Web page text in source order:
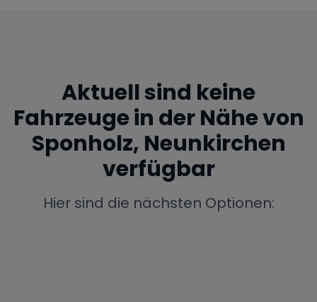
Mercedes BMW Audi
Lamborghini
Wann
Aktuell sind keine
Fahrzeuge in der Nähe von
Sponholz, Neunkirchen
verfügbar
Hier sind die nächsten Optionen: